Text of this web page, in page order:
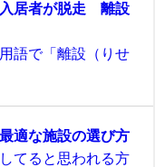
入居者が脱走 離設
語で「離設（りせ
適な施設の選び方
てると思われる方